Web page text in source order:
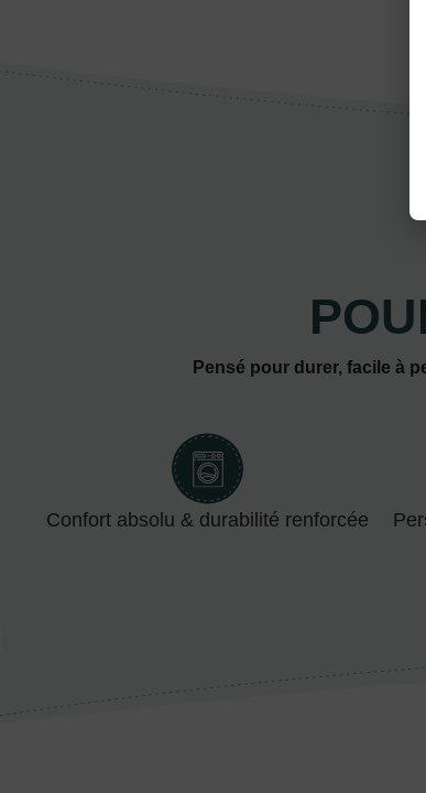
Pensé pour durer, facile à
Confort absolu & durabilité renforcée